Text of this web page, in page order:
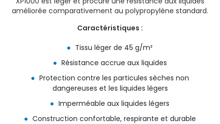
améliorée comparativement au polypropylène standard.
Caractéristiques :
Tissu léger de 45 g/m²
Résistance accrue aux liquides
Protection contre les particules sèches non
dangereuses et les liquides légers
Imperméable aux liquides légers
Construction confortable, respirante et durable